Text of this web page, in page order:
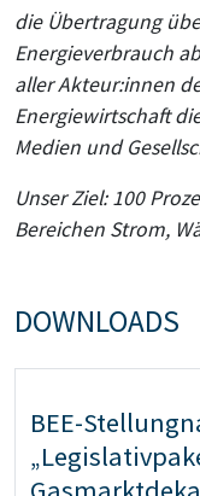
die Übertragung
Energieverbrauch
aller Akteur:innen
Energiewirtschaft
Medien und
Unser Ziel: 100
Bereichen Strom,
DOWNLOADS
BEE-